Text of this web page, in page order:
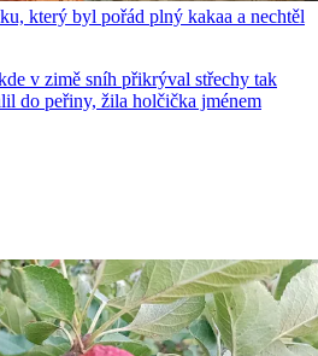
který byl pořád plný kakaa a nechtěl
v zimě sníh přikrýval střechy tak
do peřiny, žila holčička jménem